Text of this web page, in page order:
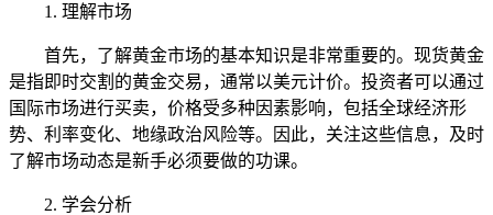
1. 理解市场
首先，了解黄金市场的基本知识是非常重要的。现货黄金
是指即时交割的黄金交易，通常以美元计价。投资者可以通过
国际市场进行买卖，价格受多种因素影响，包括全球经济形
势、利率变化、地缘政治风险等。因此，关注这些信息，及时
了解市场动态是新手必须要做的功课。
2. 学会分析